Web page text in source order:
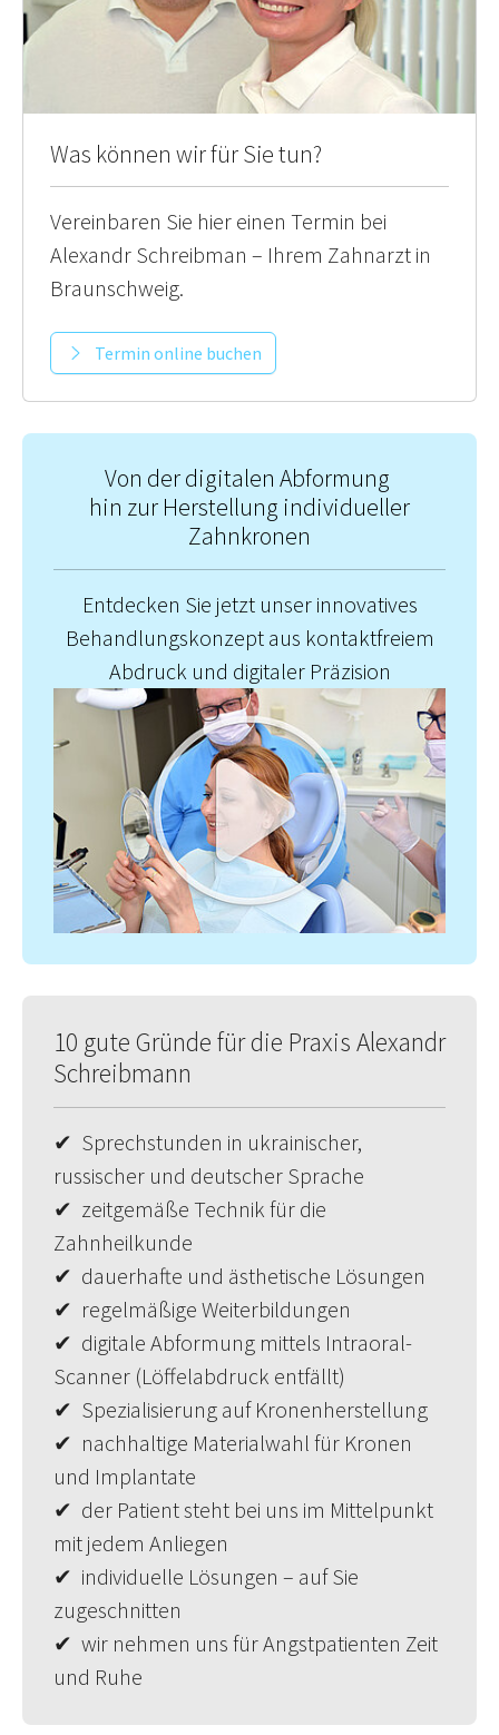
Was können wir für Sie tun?
Vereinbaren Sie hier einen Termin bei
Alexandr Schreibman – Ihrem Zahnarzt in
Braunschweig.
Termin online buchen
Von der digitalen Abformung
hin zur Herstellung individueller
Zahnkronen
Entdecken Sie jetzt unser innovatives
Behandlungskonzept aus kontaktfreiem
Abdruck und digitaler Präzision
10 gute Gründe für die Praxis Alexandr
Schreibmann
✔ Sprechstunden in ukrainischer,
russischer und deutscher Sprache
✔ zeitgemäße Technik für die
Zahnheilkunde
✔ dauerhafte und ästhetische Lösungen
✔ regelmäßige Weiterbildungen
✔ digitale Abformung mittels Intraoral-
Scanner (Löffelabdruck entfällt)
✔ Spezialisierung auf Kronenherstellung
✔ nachhaltige Materialwahl für Kronen
und Implantate
✔ der Patient steht bei uns im Mittelpunkt
mit jedem Anliegen
✔ individuelle Lösungen – auf Sie
zugeschnitten
✔ wir nehmen uns für Angstpatienten Zeit
und Ruhe